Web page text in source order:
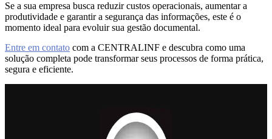
Se a sua empresa busca reduzir custos operacionais, aumentar a
produtividade e garantir a segurança das informações, este é o
momento ideal para evoluir sua gestão documental.
Entre em contato com a CENTRALINF e descubra como uma
solução completa pode transformar seus processos de forma prática,
segura e eficiente.